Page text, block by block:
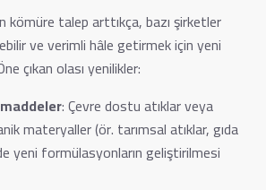
kömüre talep arttıkça, bazı şirketler
ve verimli hâle getirmek için yeni
çıkan olası yenilikler:
: Çevre dostu atıklar veya
materyaller (ör. tarımsal atıklar, gıda
yeni formülasyonların geliştirilmesi